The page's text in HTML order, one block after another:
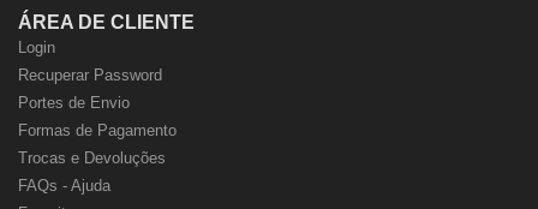
ÁREA DE CLIENTE
Login
Recuperar Password
Portes de Envio
Formas de Pagamento
Trocas e Devoluções
FAQs - Ajuda